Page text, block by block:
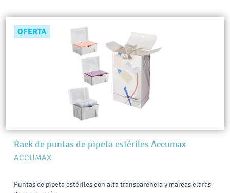
OFERTA
Rack de puntas de pipeta estériles Accumax
ACCUMAX
Puntas de pipeta estériles con alta transparencia y marcas claras